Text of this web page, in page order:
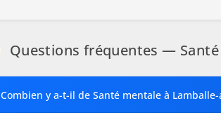
Questions fréquentes —
Combien y a-t-il de Santé mentale à